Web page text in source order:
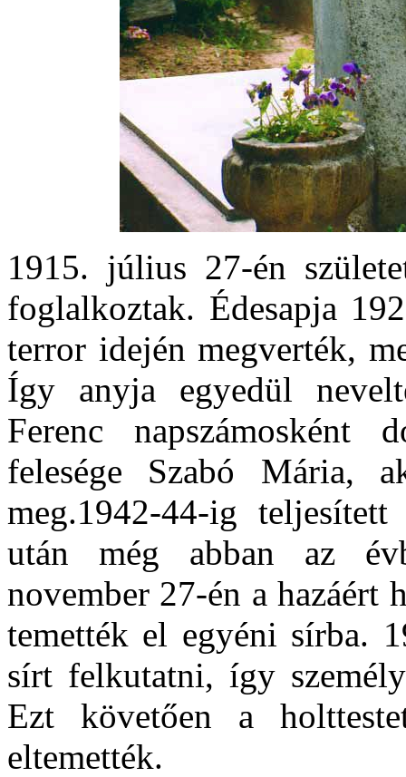
1915. július 27-én
foglalkoztak. Édesapja
terror idején megverték,
Így anyja egyedül
Ferenc napszámosként
felesége Szabó Mária,
meg.1942-44-ig teljesített
után még abban az
november 27-én a hazáért
temették el egyéni sírba.
sírt felkutatni, így
Ezt követően a
eltemették.